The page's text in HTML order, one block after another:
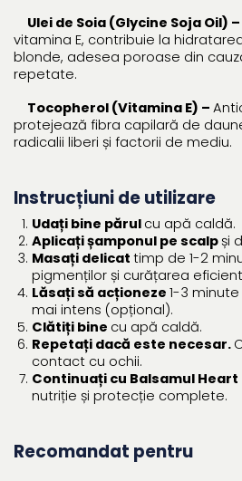
Ulei de Soia (Glycine Soja Oil) –
vitamina E, contribuie la
blonde, adesea poroase din
repetate.
Tocopherol (Vitamina E) –
protejează fibra capilară de
radicalii liberi și factorii de mediu.
Instrucțiuni de utilizare
Udați bine părul cu apă caldă.
Aplicați șamponul pe scalp și
Masați delicat timp de 1-2
pigmenților și curățarea
Lăsați să acționeze 1-3
mai intens (opțional).
Clătiți bine cu apă caldă.
Repetați dacă este necesar.
contact cu ochii.
Continuați cu Balsamul Heart
nutriție și protecție complete.
Recomandat pentru